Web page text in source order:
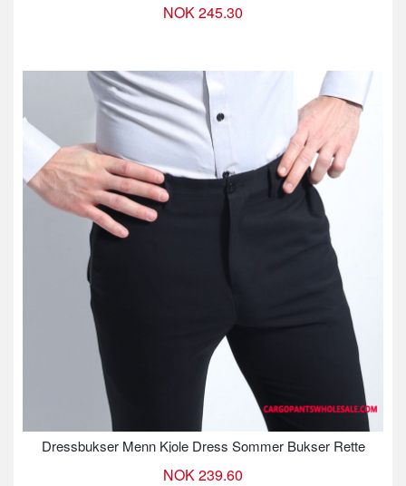
NOK 245.30
Dressbukser Menn Kjole Dress Sommer Bukser Rette
NOK 239.60